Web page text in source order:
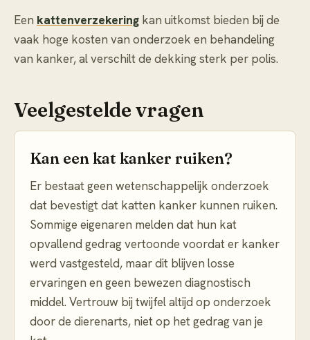
Een kattenverzekering kan uitkomst bieden bij de
vaak hoge kosten van onderzoek en behandeling
van kanker, al verschilt de dekking sterk per polis.
Veelgestelde vragen
Kan een kat kanker ruiken?
Er bestaat geen wetenschappelijk onderzoek
dat bevestigt dat katten kanker kunnen ruiken.
Sommige eigenaren melden dat hun kat
opvallend gedrag vertoonde voordat er kanker
werd vastgesteld, maar dit blijven losse
ervaringen en geen bewezen diagnostisch
middel. Vertrouw bij twijfel altijd op onderzoek
door de dierenarts, niet op het gedrag van je